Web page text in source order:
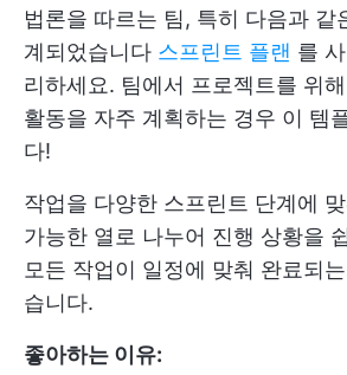
법론을 따르는 팀, 특히 다음과 같
계되었습니다 스프린트 플랜 를
리하세요. 팀에서 프로젝트를 위
활동을 자주 계획하는 경우 이 템
다!
작업을 다양한 스프린트 단계에
가능한 열로 나누어 진행 상황을
모든 작업이 일정에 맞춰 완료되
습니다.
좋아하는 이유: